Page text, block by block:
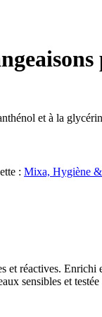
et à la
: Mixa, Hygiène
réactives.
sensibles et